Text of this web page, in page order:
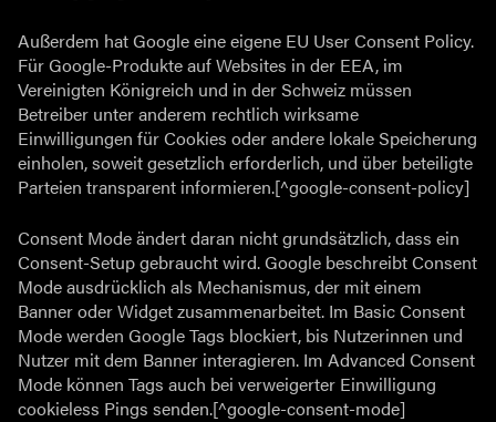
Außerdem hat Google eine eigene EU User Consent Policy.
Für Google-Produkte auf Websites in der EEA, im
Vereinigten Königreich und in der Schweiz müssen
Betreiber unter anderem rechtlich wirksame
Einwilligungen für Cookies oder andere lokale Speicherung
einholen, soweit gesetzlich erforderlich, und über beteiligte
Parteien transparent informieren.[^google-consent-policy]
Consent Mode ändert daran nicht grundsätzlich, dass ein
Consent-Setup gebraucht wird. Google beschreibt Consent
Mode ausdrücklich als Mechanismus, der mit einem
Banner oder Widget zusammenarbeitet. Im Basic Consent
Mode werden Google Tags blockiert, bis Nutzerinnen und
Nutzer mit dem Banner interagieren. Im Advanced Consent
Mode können Tags auch bei verweigerter Einwilligung
cookieless Pings senden.[^google-consent-mode]